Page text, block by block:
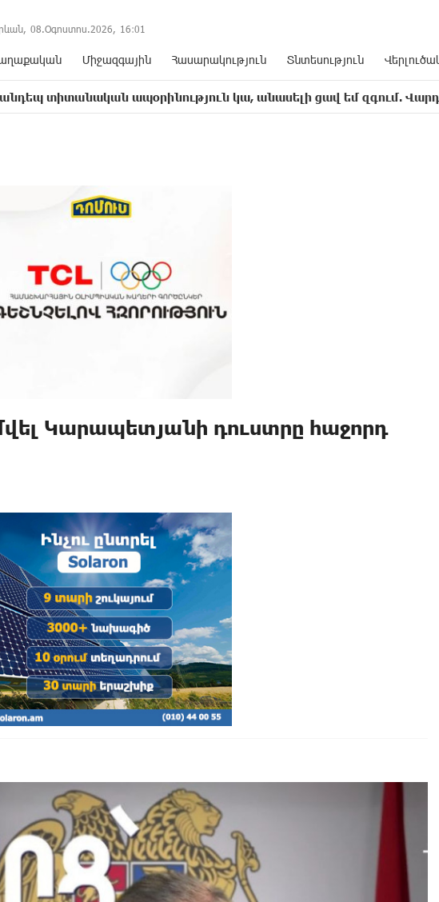
08.Օգոստոս.2026, 16:01
Միջազգային Հասարակություն Տնտեսություն
ապօրինություն կա, անասելի ցավ եմ զգում. Վարդևանյան
Կարապետյանի դուստրը հաջորդ